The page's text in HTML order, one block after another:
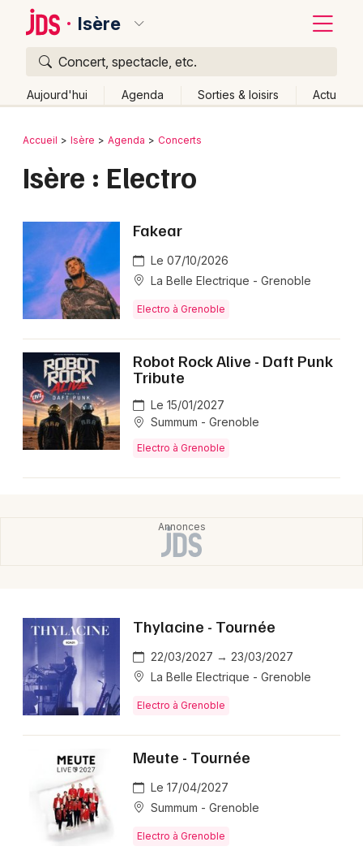
Isère
Concert, spectacle, etc.
Aujourd'hui Agenda Sorties & loisirs Actu
Publier un événement
Grands événements
Activité & Expérience
Manifestations
Foires & salons
Spectacles
Concerts
Sports
Sorties & loisirs
Electro en Rhône-Alpes
Electro en Auvergne-Rhône-Alpes
Newsletter des sorties
Artistes en tournée
Bordeaux
Lyon
Marseille
Mulhouse
Montpellier
Nantes
Nice
Retour
Accueil Isère Agenda Concerts
Isère : Electro
Fakear
Le 07/10/2026
La Belle Electrique - Grenoble
Electro à Grenoble
Robot Rock Alive - Daft Punk
Tribute
Le 15/01/2027
Summum - Grenoble
Electro à Grenoble
Thylacine - Tournée
22/03/2027 → 23/03/2027
La Belle Electrique - Grenoble
Electro à Grenoble
Meute - Tournée
Le 17/04/2027
Summum - Grenoble
Electro à Grenoble
Quoi ?
Où ?
Changer de lieu
Aujourd'hui
Demain Ce week-end